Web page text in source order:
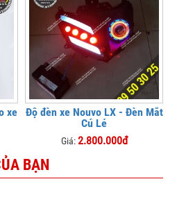
xe
Độ đèn xe Nouvo LX - Đèn Mắt
Cú Lé
Giá:2.800.000đ
BẠN